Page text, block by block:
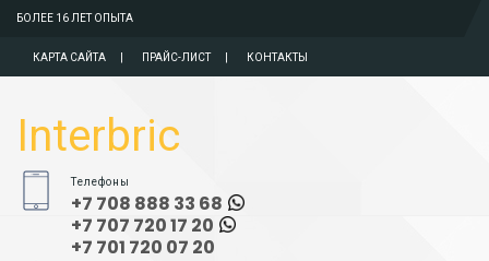
БОЛЕЕ 16 ЛЕТ ОПЫТА
КАРТА САЙТА ПРАЙС-ЛИСТ КОНТАКТЫ
Interbric
Телефоны
+7 708 888 33 68
+7 707 720 17 20
+7 701 720 07 20